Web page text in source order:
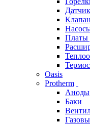
Платы
Oasis
Protherm
Аноды
Баки